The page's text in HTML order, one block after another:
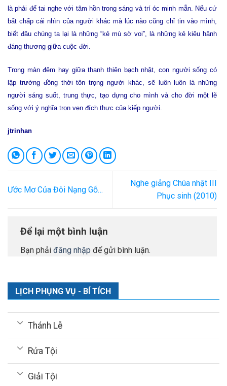
là phải để tai nghe với tâm hồn trong sáng và trí óc minh mẫn. Nếu cứ
bất chấp cái nhìn của người khác mà lúc nào cũng chỉ tin vào mình,
biết đâu chúng ta lại là những “kẻ mù sờ voi”, là những kẻ kiêu hãnh
đáng thương giữa cuộc đời.
Trong màn đêm hay giữa thanh thiên bạch nhật, con người sống có
lập trường đồng thời tôn trọng người khác, sẽ luôn luôn là những
người sáng suốt, trung thực, tạo dựng cho mình và cho đời một lẽ
sống với ý nghĩa trọn vẹn đích thực của kiếp người.
jtrinhan
Ước Mơ Của Đôi Nạng Gỗ…
Nghe giảng Chúa nhật III
Phục sinh (2010)
Để lại một bình luận
Bạn phải đăng nhập để gửi bình luận.
LỊCH PHỤNG VỤ - BÍ TÍCH
Thánh Lễ
Rửa Tội
Giải Tội